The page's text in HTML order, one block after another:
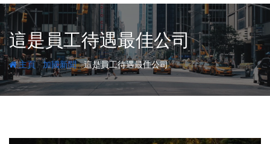
這是員工待遇最佳公司
主頁-加國新聞-這是員工待遇最佳公司